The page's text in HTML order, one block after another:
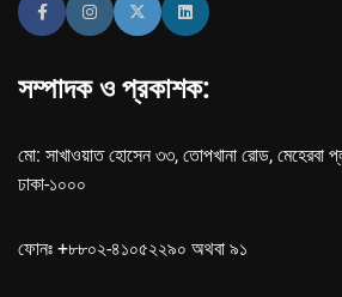
সম্পাদক ও প্রকাশক:
মো: সাখাওয়াত হোসেন ৩৩, তোপখানা রোড, মেহেরবা
ঢাকা-১০০০
ফোনঃ +৮৮০২-৪১০৫২২৯০ অথবা ৯১